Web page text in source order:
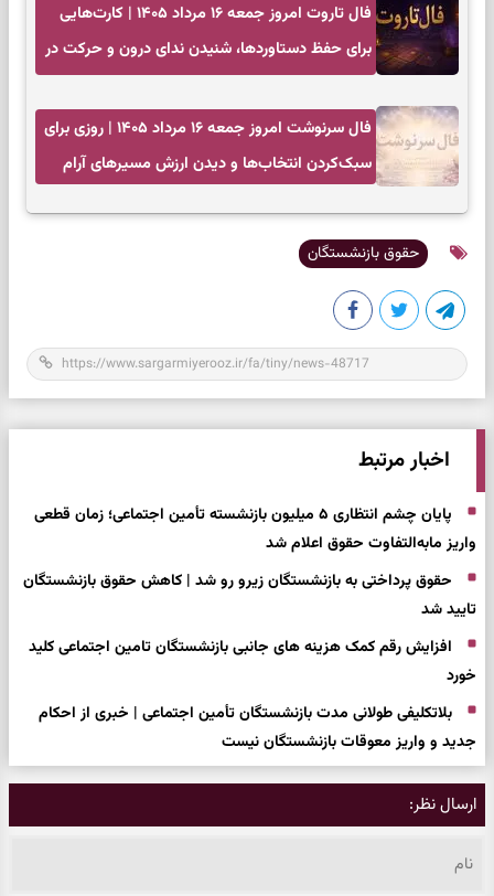
فال تاروت امروز جمعه ۱۶ مرداد ۱۴۰۵ | کارت‌هایی
برای حفظ دستاوردها، شنیدن ندای درون و حرکت در
فال سرنوشت امروز جمعه ۱۶ مرداد ۱۴۰۵ | روزی برای
سبک‌کردن انتخاب‌ها و دیدن ارزش مسیرهای آرام
حقوق بازنشستگان
اخبار مرتبط
پایان چشم انتظاری ۵ میلیون بازنشسته تأمین اجتماعی؛ زمان قطعی
واریز مابه‌التفاوت حقوق اعلام شد
حقوق پرداختی به بازنشستگان زیرو رو شد | کاهش حقوق بازنشستگان
تایید شد
افزایش رقم کمک هزینه های جانبی بازنشستگان تامین اجتماعی کلید
خورد
بلاتکلیفی طولانی مدت بازنشستگان تأمین اجتماعی | خبری از احکام
جدید و واریز معوقات بازنشستگان نیست
ارسال نظر: